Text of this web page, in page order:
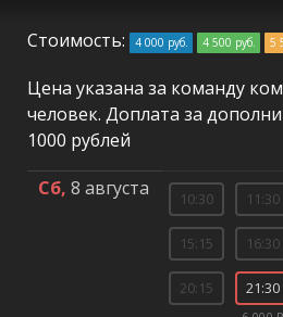
Стоимость: 4 000 руб. 4 500 руб. 5
Цена указана за команду
человек. Доплата за
1000 рублей
Сб, 8 августа 10:30 11:30
15:15 16:30
20:15 21:30